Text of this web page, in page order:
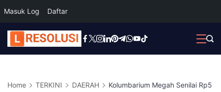
Masuk Log Daftar
Skip
to
Home TERKINI DAERAH
Kolumbarium Megah Senilai Rp5